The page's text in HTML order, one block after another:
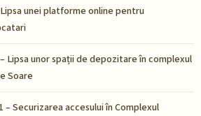
Lipsa unei platforme online pentru
– Lipsa unor spații de depozitare în complexul
Soare
– Securizarea accesului în Complexul